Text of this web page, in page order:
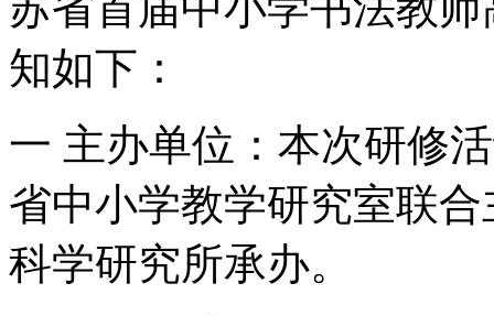
知如下：
一 主办单位：本次研修
省中小学教学研究室联
科学研究所承办。